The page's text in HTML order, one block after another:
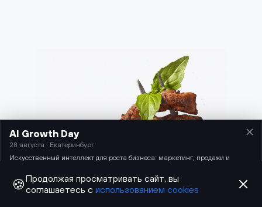
🍪Продолжая просматривать сайт, вы
соглашаетесь с использованием cookies
AI Growth Day
28 августа · Екатеринбург
Искусственный интеллект для роста бизнеса: маркетинг, продажи и
и другие